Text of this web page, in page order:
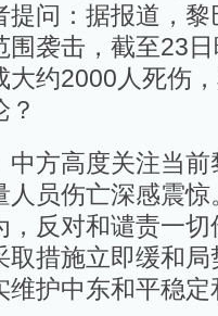
：据报道，黎
围袭击，截至23
大约2000人死伤
？
高度关注当前
人员伤亡深感震
，反对和谴责一
取措施立即缓和
维护中东和平稳